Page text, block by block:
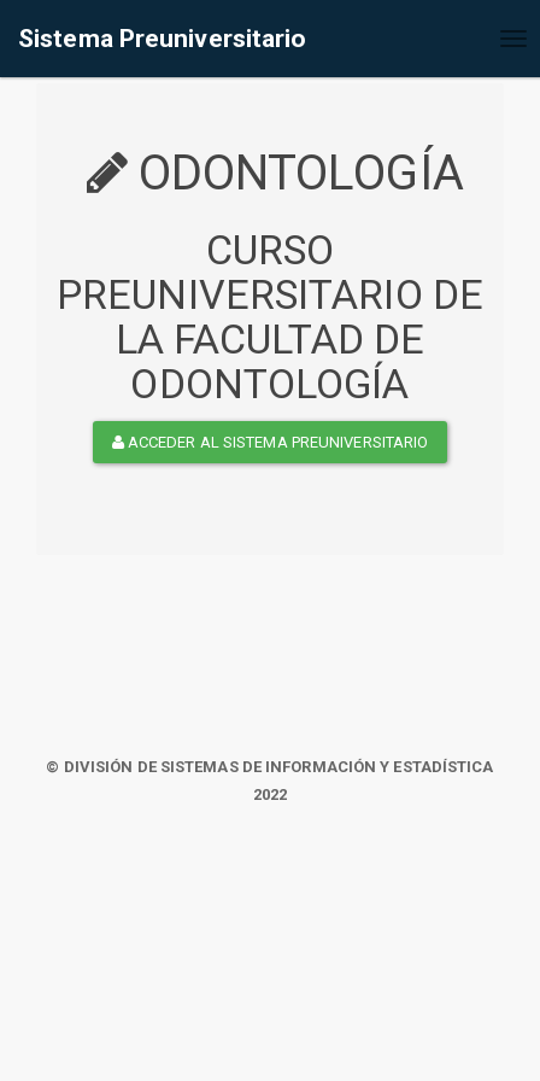
Sistema Preuniversitario
ODONTOLOGÍA
CURSO
PREUNIVERSITARIO DE
LA FACULTAD DE
ODONTOLOGÍA
ACCEDER AL SISTEMA PREUNIVERSITARIO
© DIVISIÓN DE SISTEMAS DE INFORMACIÓN Y ESTADÍSTICA
2022